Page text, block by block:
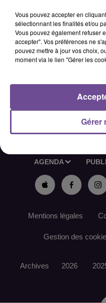
vendredi midi et soir et
accueil client. Prise de
boissons. Service des
jours de repos par
AGENDA
Mentions légales
Gestion des
Archives 2026
Vous pouvez accepter en
sélectionnant les finalités et/ou
Vous pouvez également refuser
accepter". Vos préférences ne
pouvez mettre à jour vos choix,
moment via le lien "Gérer les
Gérer